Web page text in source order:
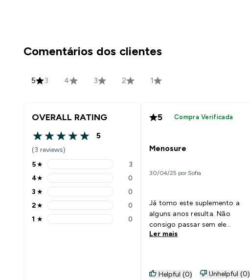
Comentários dos clientes
5 3 4 3 2 1
OVERALL RATING
5 out of 5 stars
5
(3 reviews)
5 stars rating 3 reviews
5★ 3
4 stars rating 0 reviews
4★ 0
3 stars rating 0 reviews
3 ★ 0
2 stars rating 0 reviews
2★ 0
1 stars rating 0 reviews
1 ★ 0
5 Compra Verificada
Menosure
30/04/25 por Sofia
Já tomo este suplemento a
alguns anos resulta. Não
consigo passar sem ele...
Ler mais
Helpful (0)
Unhelpful (0)